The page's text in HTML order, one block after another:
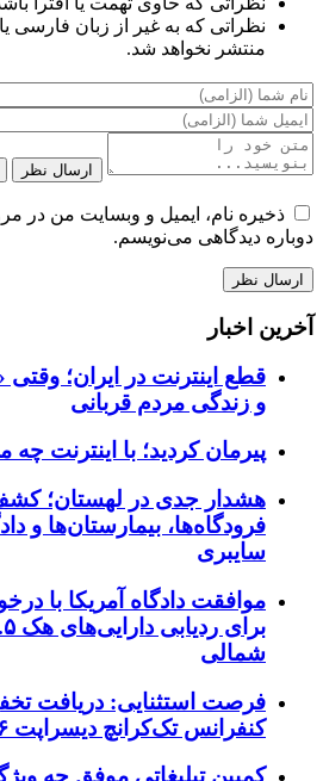
نظراتی که به غیر از زبان فارسی
منتشر نخواهد شد.
ارسال نظر
ذخیره نام، ایمیل و وبسایت من در
دوباره دیدگاهی می‌نویسم.
آخرین اخبار
قطع اینترنت در ایران؛
و زندگی مردم قربانی
پیرمان کردید؛ با اینترنت چه
هشدار جدی در لهستان؛ کشف
فرودگاه‌ها، بیمارستان‌ها و
سایبری
موافقت دادگاه آمریکا با
شمالی
کنفرانس تک‌کرانچ دیسراپت ۲۰۲۶
کمپین تبلیغاتی موفق چه